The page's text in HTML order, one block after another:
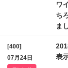
ワ
ち
ま
[400]
07月24日
表